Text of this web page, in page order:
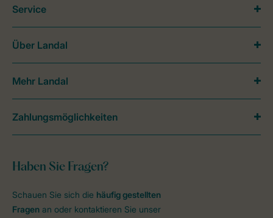
Haben Sie Fragen?
Schauen Sie sich die häufig gestellten
Fragen an oder kontaktieren Sie unser
Service
Über Landal
Mehr Landal
Zahlungsmöglichkeiten